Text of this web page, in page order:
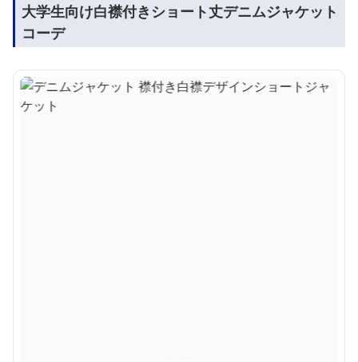
大学生向け白襟付きショート丈デニムジャケット
コーデ